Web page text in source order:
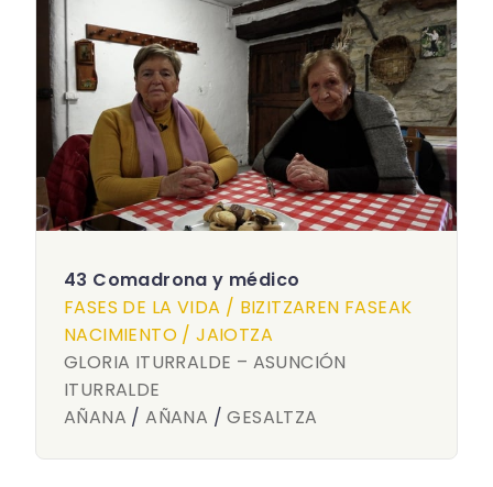
43 Comadrona y médico
FASES DE LA VIDA / BIZITZAREN FASEAK
NACIMIENTO / JAIOTZA
GLORIA ITURRALDE – ASUNCIÓN
ITURRALDE
AÑANA /AÑANA /GESALTZA